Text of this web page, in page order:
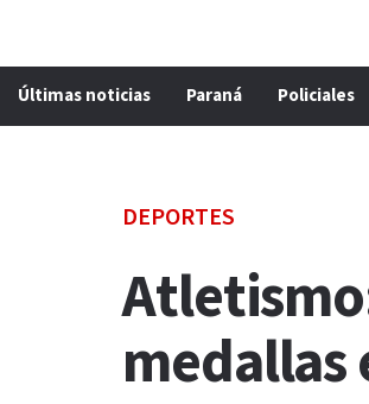
Últimas noticias Paraná Policiales
DEPORTES
medallas